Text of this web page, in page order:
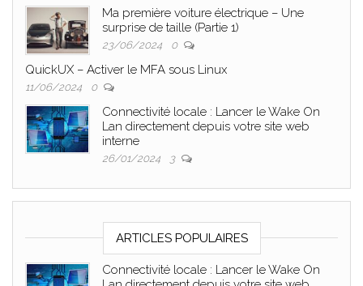
Ma première voiture électrique – Une
surprise de taille (Partie 1)
23/06/2024 0
QuickUX – Activer le MFA sous Linux
11/06/2024 0
Connectivité locale : Lancer le Wake On
Lan directement depuis votre site web
interne
26/01/2024 3
ARTICLES POPULAIRES
Connectivité locale : Lancer le Wake On